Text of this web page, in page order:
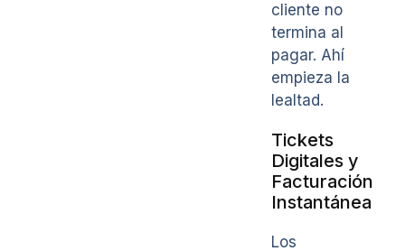
cliente no
termina al
pagar. Ahí
empieza la
lealtad.
Tickets
Digitales y
Facturación
Instantánea
Los